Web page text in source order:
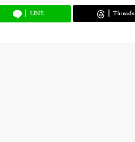
LINE Threads